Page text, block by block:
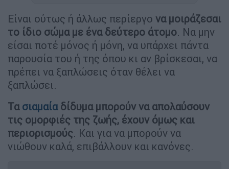
Είναι ούτως ή άλλως περίεργο να μοιράζεσαι
το ίδιο σώμα με ένα δεύτερο άτομο. Να μην
είσαι ποτέ μόνος ή μόνη, να υπάρχει πάντα
παρουσία του ή της όπου κι αν βρίσκεσαι, να
πρέπει να ξαπλώσεις όταν θέλει να
ξαπλώσει.
Τα σιαμαίαδίδυμα μπορούν να απολαύσουν
τις ομορφιές της ζωής, έχουν όμως και
περιορισμούς. Και για να μπορούν να
νιώθουν καλά, επιβάλλουν και κανόνες.